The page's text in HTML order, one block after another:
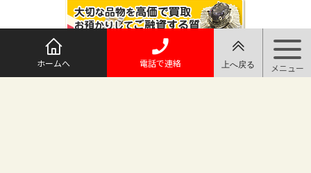
ホームへ 電話で連絡